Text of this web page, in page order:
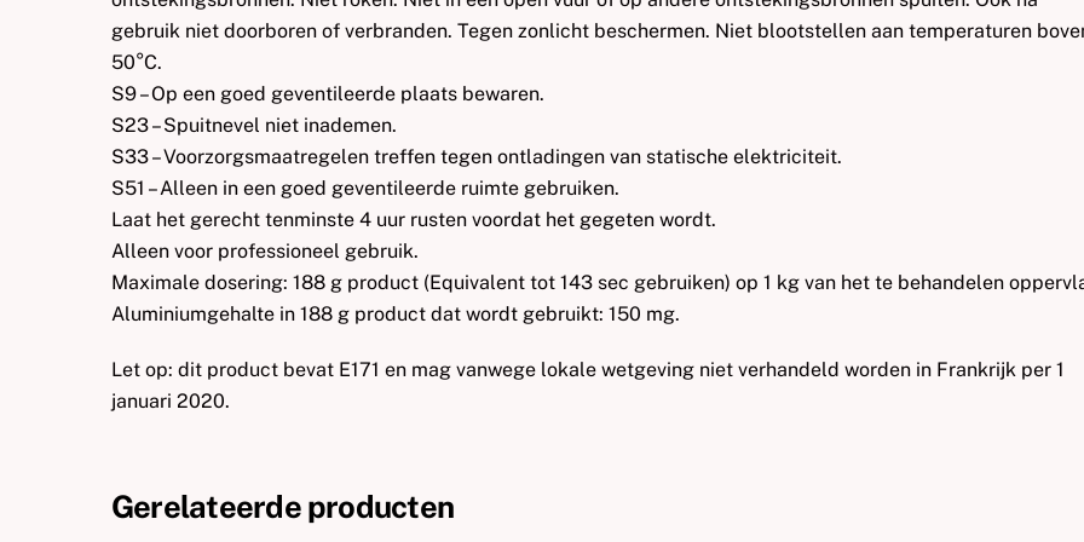
gebruik niet doorboren of verbranden. Tegen zonlicht beschermen. Niet blootstellen aan temperaturen
50°C.
S9 – Op een goed geventileerde plaats bewaren.
S23 – Spuitnevel niet inademen.
S33 – Voorzorgsmaatregelen treffen tegen ontladingen van statische elektriciteit.
S51 – Alleen in een goed geventileerde ruimte gebruiken.
Laat het gerecht tenminste 4 uur rusten voordat het gegeten wordt.
Alleen voor professioneel gebruik.
Maximale dosering: 188 g product (Equivalent tot 143 sec gebruiken) op 1 kg van het te behandelen
Aluminiumgehalte in 188 g product dat wordt gebruikt: 150 mg.
Let op: dit product bevat E171 en mag vanwege lokale wetgeving niet verhandeld worden in Frankrijk per 1
januari 2020.
Gerelateerde producten